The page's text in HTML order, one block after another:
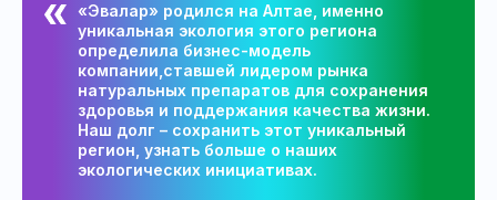
«Эвалар» родился на Алтае, именно
уникальная экология этого региона
определила бизнес-модель
компании,ставшей лидером рынка
натуральных препаратов для сохранения
здоровья и поддержания качества жизни.
Наш долг – сохранить этот уникальный
регион, узнать больше о наших
экологических инициативах.